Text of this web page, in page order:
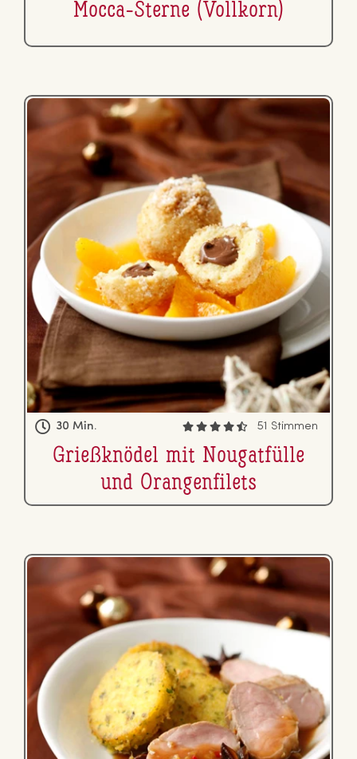
Mocca-Sterne (Vollkorn)
30 Min. 51 Stimmen
Grie­ß­knö­del mit Nou­gat­fül­le
und Oran­gen­fi­lets